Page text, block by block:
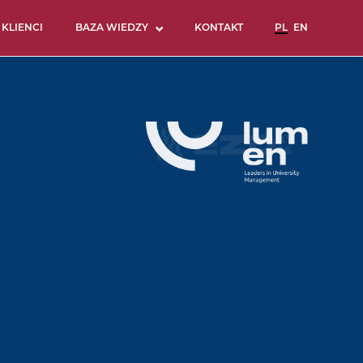
KLIENCI BAZA WIEDZY KONTAKT